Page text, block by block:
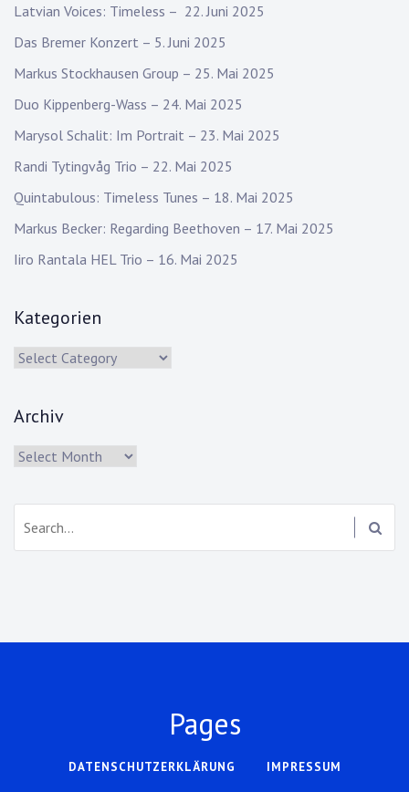
Latvian Voices: Timeless – 22. Juni 2025
Das Bremer Konzert – 5. Juni 2025
Markus Stockhausen Group – 25. Mai 2025
Duo Kippenberg-Wass – 24. Mai 2025
Marysol Schalit: Im Portrait – 23. Mai 2025
Randi Tytingvåg Trio – 22. Mai 2025
Quintabulous: Timeless Tunes – 18. Mai 2025
Markus Becker: Regarding Beethoven – 17. Mai 2025
Iiro Rantala HEL Trio – 16. Mai 2025
Kategorien
Kategorien
Archiv
Archiv
Pages
DATENSCHUTZERKLÄRUNG
IMPRESSUM